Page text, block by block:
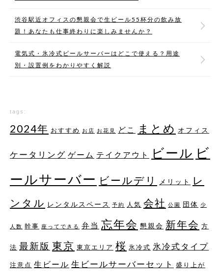
渋谷駅近オフィスの懇親会で生ビール55杯分の飲み放
題！あなたも仕事終わりに楽しみませんか？
電気式・氷冷式ビールサーバーはどこで使える？用途
別・設置例をわかりやすく解説
tags:
2024年 おすすめ お店 お花見 どこ まとめ オフィス
ケータリング ゲーム テイクアウト ビール ビ
ールサーバー ビールデリ メリット
レ
ンタル レンタルスペース 予約 人気 会社 公園 団体 少
人数 幹事 座ってできる 弁当 忘年会 懇親会 新年会 方
法 最新版 東京 東京エリア 桜 氷冷式 氷冷式タイプ
注意点 生ビール 生ビールサーバーセット 盛り上が